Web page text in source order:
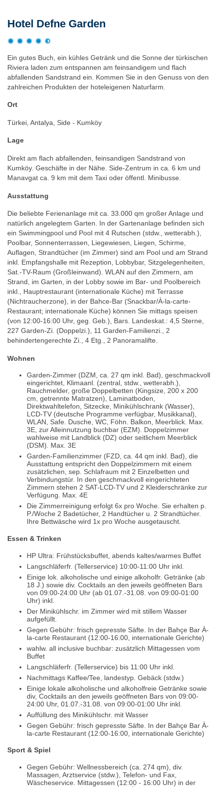
Hotel Defne Garden
Ein gutes Buch, ein kühles Getränk und die Sonne der türkischen
Riviera laden zum entspannen am feinsandigem und flach
abfallenden Sandstrand ein. Kommen Sie in den Genuss von den
zahlreichen Produkten der hoteleigenen Naturfarm.
Ort
Türkei, Antalya, Side - Kumköy
Lage
Direkt am flach abfallenden, feinsandigen Sandstrand von
Kumköy. Geschäfte in der Nähe. Side-Zentrum in ca. 6 km und
Manavgat ca. 9 km mit dem Taxi oder öffentl. Minibusse.
Ausstattung
Die beliebte Ferienanlage mit ca. 33.000 qm großer Anlage und
natürlich angelegtem Garten. In der Gartenanlage befinden sich
ein Swimmingpool und Pool mit 4 Rutschen (stdw., wetterabh.),
Poolbar, Sonnenterrassen, Liegewiesen, Liegen, Schirme,
Auflagen, Strandtücher (im Zimmer) sind am Pool und am Strand
inkl. Empfangshalle mit Rezeption, Lobbybar, Sitzgelegenheiten,
Sat.-TV-Raum (Großleinwand). WLAN auf den Zimmern, am
Strand, im Garten, in der Lobby sowie im Bar- und Poolbereich
inkl., Hauptrestaurant (internationale Küche) mit Terrasse
(Nichtraucherzone), in der Bahce-Bar (Snackbar/À-la-carte-
Restaurant; internationale Küche) können Sie mittags speisen
(von 12:00-16:00 Uhr, geg. Geb.), Bars. Landeskat.: 4,5 Sterne,
227 Garden-Zi. (Doppelzi.), 11 Garden-Familienzi., 2
behindertengerechte Zi., 4 Etg., 2 Panoramalifte.
Wohnen
Garden-Zimmer (DZM, ca. 27 qm inkl. Bad), geschmackvoll
eingerichtet, Klimaanl. (zentral, stdw., wetterabh.),
Rauchmelder, große Doppelbetten (Kingsize, 200 x 200
cm, getrennte Matratzen), Laminatboden,
Direktwahltelefon, Sitzecke, Minikühlschrank (Wasser),
LCD-TV (deutsche Programme verfügbar, Musikkanal),
WLAN, Safe. Dusche, WC, Föhn. Balkon, Meerblick. Max.
3E, zur Alleinnutzung buchbar (EZM). Doppelzimmer
wahlweise mit Landblick (DZ) oder seitlichem Meerblick
(DSM). Max. 3E
Garden-Familienzimmer (FZD, ca. 44 qm inkl. Bad), die
Ausstattung entspricht den Doppelzimmern mit einem
zusätzlichen, sep. Schlafraum mit 2 Einzelbetten und
Verbindungstür. In den geschmackvoll eingerichteten
Zimmern stehen 2 SAT-LCD-TV und 2 Kleiderschränke zur
Verfügung. Max. 4E
Die Zimmerreinigung erfolgt 6x pro Woche. Sie erhalten p.
P./Woche 2 Badetücher, 2 Handtücher u. 2 Strandtücher.
Ihre Bettwäsche wird 1x pro Woche ausgetauscht.
Essen & Trinken
HP Ultra: Frühstücksbuffet, abends kaltes/warmes Buffet
Langschläferfr. (Tellerservice) 10:00-11:00 Uhr inkl.
Einige lok. alkoholische und einige alkoholfr. Getränke (ab
18 J.) sowie div. Cocktails an den jeweils geöffneten Bars
von 09:00-24:00 Uhr (ab 01.07.-31.08. von 09:00-01:00
Uhr) inkl.
Der Minikühlschr. im Zimmer wird mit stillem Wasser
aufgefüllt.
Gegen Gebühr: frisch gepresste Säfte. In der Bahçe Bar À-
la-carte Restaurant (12:00-16:00, internationale Gerichte)
wahlw. all inclusive buchbar: zusätzlich Mittagessen vom
Buffet
Langschläferfr. (Tellerservice) bis 11:00 Uhr inkl.
Nachmittags Kaffee/Tee, landestyp. Gebäck (stdw.)
Einige lokale alkoholische und alkoholfreie Getränke sowie
div, Cocktails an den jeweils geöffneten Bars von 09:00-
24:00 Uhr, 01.07.-31.08. von 09:00-01:00 Uhr inkl.
Auffüllung des Minikühlschr. mit Wasser
Gegen Gebühr: frisch gepresste Säfte. In der Bahçe Bar À-
la-carte Restaurant (12:00-16:00, internationale Gerichte)
Sport & Spiel
Gegen Gebühr: Wellnessbereich (ca. 274 qm), div.
Massagen, Arztservice (stdw.), Telefon- und Fax,
Wäscheservice. Mittagessen (12:00 - 16:00 Uhr) in der